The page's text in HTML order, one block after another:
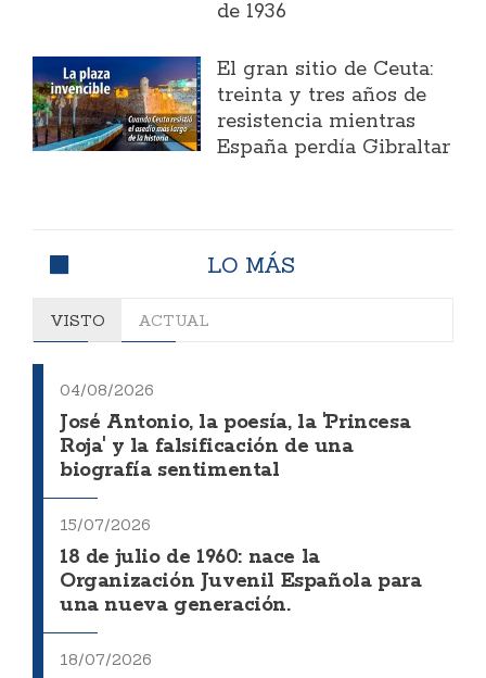
de 1936
El gran sitio de Ceuta:
treinta y tres años de
resistencia mientras
España perdía Gibraltar
LO MÁS
VISTO ACTUAL
04/08/2026
José Antonio, la poesía, la 'Princesa
Roja' y la falsificación de una
biografía sentimental
15/07/2026
18 de julio de 1960: nace la
Organización Juvenil Española para
una nueva generación.
18/07/2026